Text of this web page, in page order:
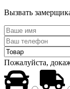
Вызвать
Пожалуйста,